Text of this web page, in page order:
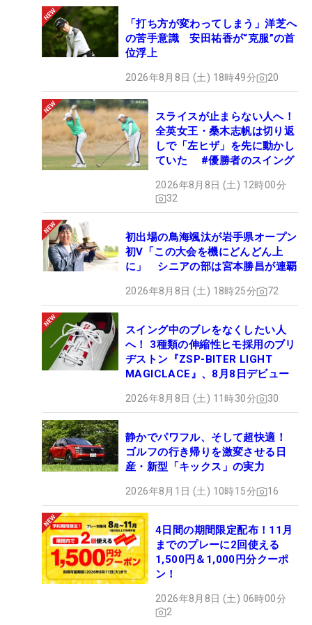
「打ち方が変わってしまう」洋芝へ
の苦手意識 安田祐香が“克服”の首
位浮上
2026年8月8日 (土) 18時49分 20
スライスが止まらない人へ！
全英女王・桑木志帆は切り返
しで「左ヒザ」を先に動かし
ていた #優勝者のスイング
2026年8月8日 (土) 12時00分
32
初出場の鳥海颯汰が岩手県オープン
初V「この大会を機にどんどん上
に」 シニアの部は宮本勝昌が連覇
2026年8月8日 (土) 18時25分 72
スイング中のブレをなくしたい人
へ！ 3種類の伸縮性ヒモ採用のブリ
ヂストン『ZSP-BITER LIGHT
MAGICLACE』、8月8日デビュー
2026年8月8日 (土) 11時30分 30
静かでパワフル、そして超快適！
ゴルフの行き帰りを激変させる日
産・新型「キックス」の実力
2026年8月1日 (土) 10時15分 16
4日間の期間限定配布！11月
までのプレーに2回使える
1,500円＆1,000円分クーポ
ン！
2026年8月8日 (土) 06時00分
2